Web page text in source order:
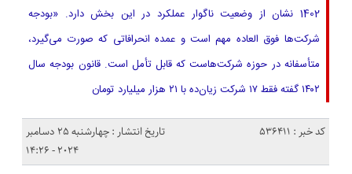
1402 نشان از وضعیت ناگوار عملکرد در این بخش دارد. «بودجه
شرکت‌ها فوق العاده مهم است و عمده انحرافاتی که صورت می‌گیرد،
متأسفانه در حوزه شرکت‌هاست که قابل تأمل است. قانون بودجه سال
۱۴۰۲ گفته فقط ۱۷ شرکت زیان‌ده با ۲۱ هزار میلیارد تومان
کد خبر : 536411
تاریخ انتشار : چهارشنبه 25 دسامبر
2024 - 14:26